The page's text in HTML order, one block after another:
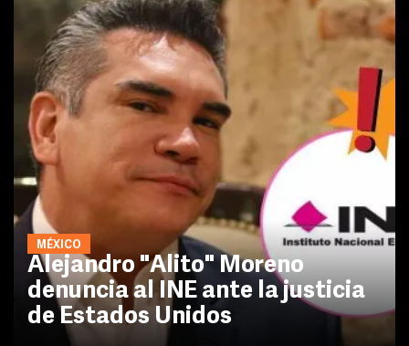
MÉXICO
Alejandro "Alito" Moreno
denuncia al INE ante la justicia
de Estados Unidos